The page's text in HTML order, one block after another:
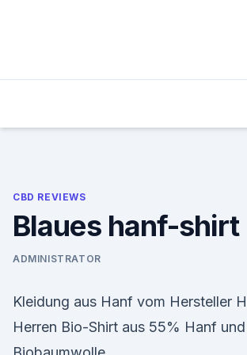
CBD REVIEWS
Blaues hanf-shirt
ADMINISTRATOR
Kleidung aus Hanf vom Hersteller
Herren Bio-Shirt aus 55% Hanf